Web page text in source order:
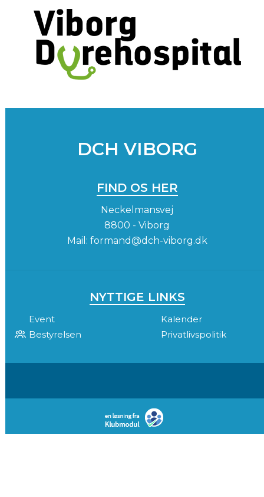
DCH VIBORG
FIND OS HER
Neckelmansvej
8800 - Viborg
Mail: formand@dch-viborg.dk
NYTTIGE LINKS
Event
Kalender
Bestyrelsen
Privatlivspolitik